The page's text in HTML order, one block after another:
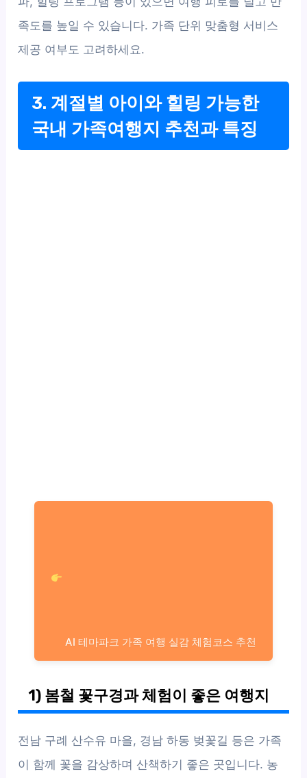
족도를 높일 수 있습니다. 가족 단위 맞춤형 서비스
제공 여부도 고려하세요.
3. 계절별 아이와 힐링 가능한
국내 가족여행지 추천과 특징
AI 테마파크 가족 여행 실감 체험코스 추천
1) 봄철 꽃구경과 체험이 좋은 여행지
전남 구례 산수유 마을, 경남 하동 벚꽃길 등은 가족
이 함께 꽃을 감상하며 산책하기 좋은 곳입니다. 농